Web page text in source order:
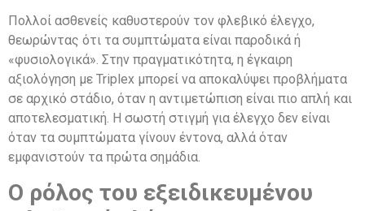
Πολλοί ασθενείς καθυστερούν τον φλεβικό έλεγχο,
θεωρώντας ότι τα συμπτώματα είναι παροδικά ή
«φυσιολογικά». Στην πραγματικότητα, η έγκαιρη
αξιολόγηση με Triplex μπορεί να αποκαλύψει προβλήματα
σε αρχικό στάδιο, όταν η αντιμετώπιση είναι πιο απλή και
αποτελεσματική. Η σωστή στιγμή για έλεγχο δεν είναι
όταν τα συμπτώματα γίνουν έντονα, αλλά όταν
εμφανιστούν τα πρώτα σημάδια.
Ο ρόλος του εξειδικευμένου